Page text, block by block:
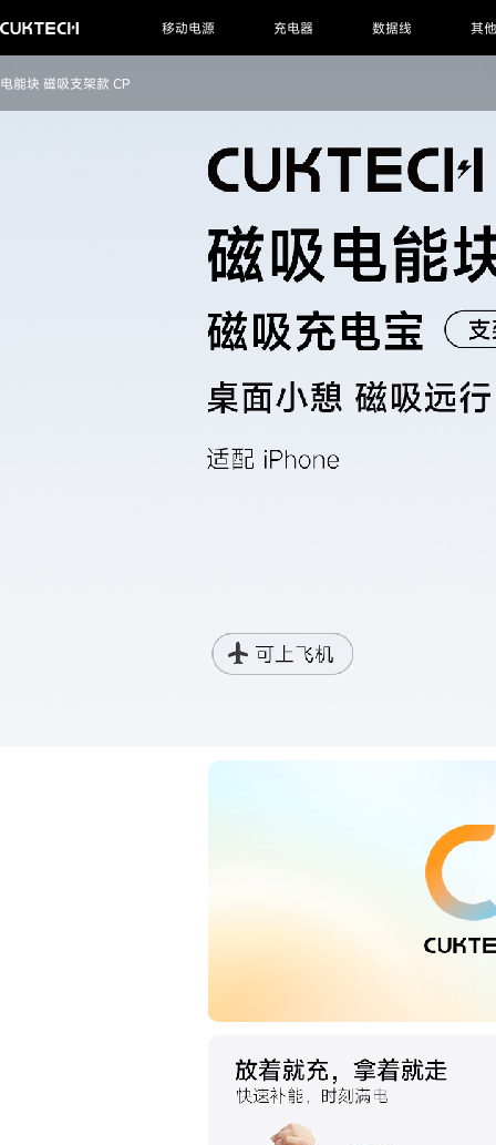
移动电源 充电器 数据线 其
电能块 磁吸支架款 CP